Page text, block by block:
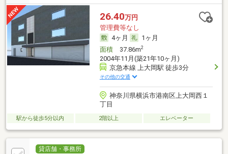
26.40万円
管理費等なし
4ヶ月
1ヶ月
面積37.86m2
2004年11月(築21年10ヶ月)
京急本線 上大岡駅 徒歩3分
その他の交通
神奈川県横浜市港南区上大岡西１
丁目
駅から徒歩5分以内 2階以上 エレベーター
貸店舗・事務所